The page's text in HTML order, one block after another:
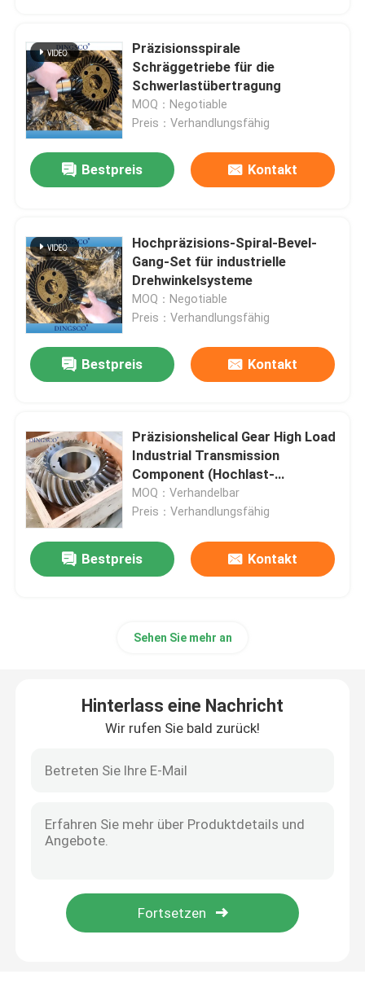
Präzisionsspirale
Schräggetriebe für die
Schwerlastübertragung
MOQ：Negotiable
Preis：Verhandlungsfähig
Bestpreis Kontakt
Hochpräzisions-Spiral-Bevel-
Gang-Set für industrielle
Drehwinkelsysteme
MOQ：Negotiable
Preis：Verhandlungsfähig
Bestpreis Kontakt
Präzisionshelical Gear High Load
Industrial Transmission
Component (Hochlast-
Industrielle Getriebe-
Komponente)
MOQ：Verhandelbar
Preis：Verhandlungsfähig
Bestpreis Kontakt
Sehen Sie mehr an
Hinterlass eine Nachricht
Wir rufen Sie bald zurück!